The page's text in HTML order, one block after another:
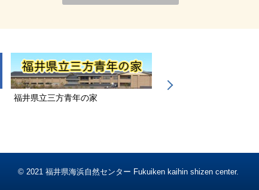
福井県立三方青年の家
© 2021 福井県海浜自然センター Fukuiken kaihin shizen center.